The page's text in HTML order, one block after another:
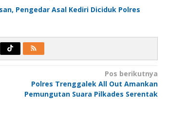
Pengedar Asal Kediri Diciduk Polres
Pos berikutnya
Polres Trenggalek All Out Amankan
Pemungutan Suara Pilkades Serentak